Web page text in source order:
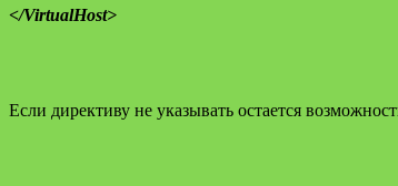
</VirtualHost>
Если директиву не указывать остается